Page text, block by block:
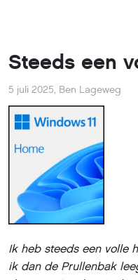
Steeds een
5 juli 2025, Ben Lageweg
Ik heb steeds een volle
ik dan de Prullenbak